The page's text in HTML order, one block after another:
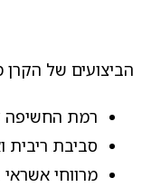
הביצועים של הקרן
רמת החשיפה
סביבת ריבית
מרווחי